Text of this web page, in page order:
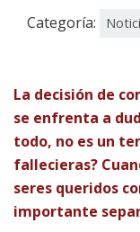
Categoría:
La decisión de
se enfrenta a
todo, no es un
fallecieras?
seres queridos
importante